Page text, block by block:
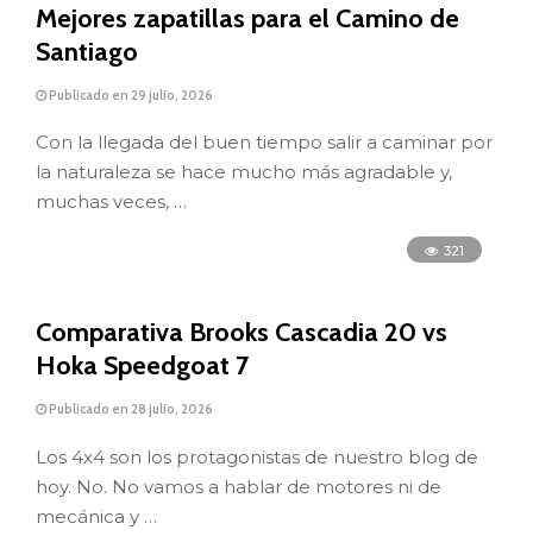
Mejores zapatillas para el Camino de
Santiago
Publicado en 29 julio, 2026
Con la llegada del buen tiempo salir a caminar por
la naturaleza se hace mucho más agradable y,
muchas veces, …
321
Comparativa Brooks Cascadia 20 vs
Hoka Speedgoat 7
Publicado en 28 julio, 2026
Los 4x4 son los protagonistas de nuestro blog de
hoy. No. No vamos a hablar de motores ni de
mecánica y …